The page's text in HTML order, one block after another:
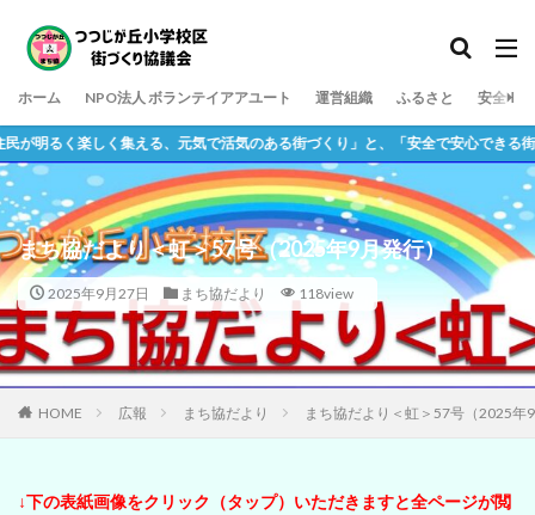
ホーム NPO法人 ボランテイアアユート 運営組織 ふるさと 安全
く楽しく集える、元気で活気のある街づくり」と、「安全で安心できる街づくり
まち協だより＜虹＞57号（2025年9月発行）
2025年9月27日 まち協だより 118view
HOME 広報 まち協だより まち協だより＜虹＞57号（2025年
↓下の表紙画像をクリック（タップ）いただきますと全ページが閲